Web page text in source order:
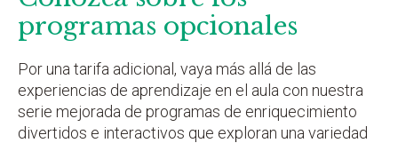
programas opcionales
Por una tarifa adicional, vaya más allá de las
experiencias de aprendizaje en el aula con nuestra
serie mejorada de programas de enriquecimiento
divertidos e interactivos que exploran una variedad